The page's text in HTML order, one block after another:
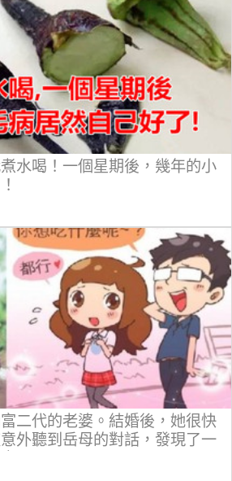
水喝！一個星期後，幾年的小
二代的老婆。結婚後，她很快
外聽到岳母的對話，發現了一
」！！！